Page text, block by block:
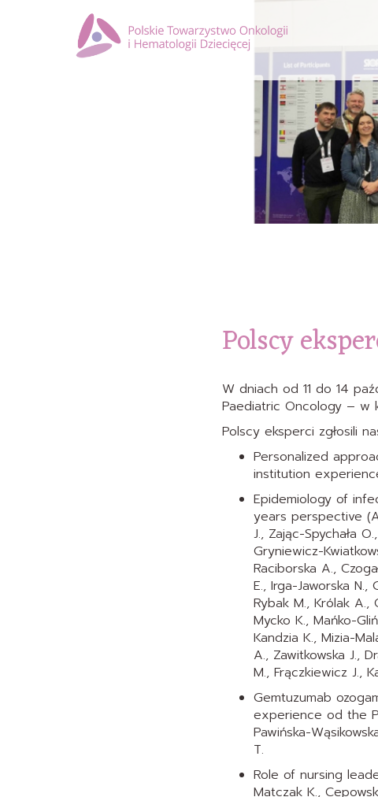
Polscy
W dniach od 11 do 14
Paediatric Oncology – w
Polscy eksperci zgłosili
Personalized
institution
Epidemiology of
years perspective
J., Zając-Spychała
Gryniewicz-
Raciborska A.,
E., Irga-Jaworska N.,
Rybak M., Królak A.,
Mycko K., Mańko-
Kandzia K., Mizia-
A., Zawitkowska J.,
M., Frączkiewicz J.,
Gemtuzumab
experience od the
Pawińska-
T.
Role of nursing
Matczak K.,